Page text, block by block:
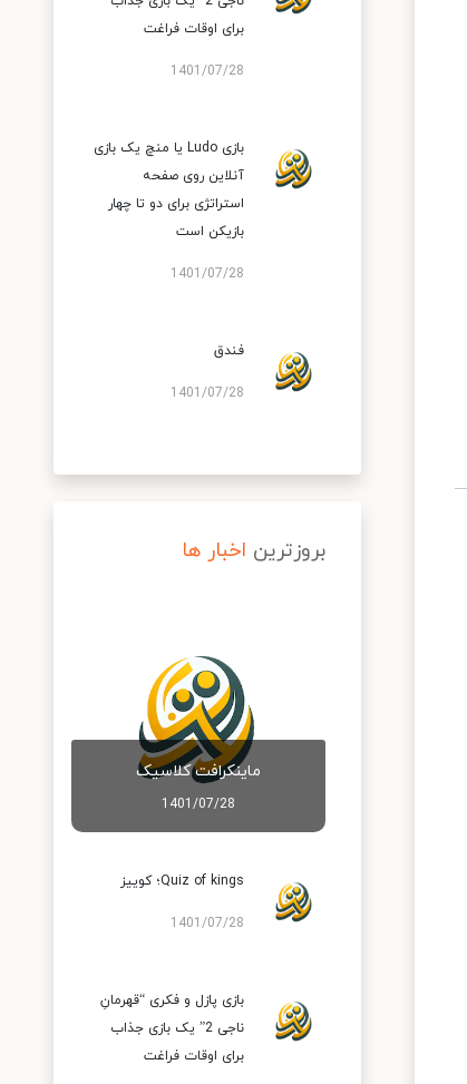
برای اوقات فراغت
1401/07/28
بازی Ludo یا منچ یک بازی
آنلاین روی صفحه
استراتژی برای دو تا چهار
بازیکن است
1401/07/28
فندق
1401/07/28
بروزترین اخبار ها
ماینکرافت کلاسیک
1401/07/28
Quiz of kings؛ کوییز
1401/07/28
بازی پازل و فکری “قهرمانِ
ناجی 2” یک بازی جذاب
برای اوقات فراغت